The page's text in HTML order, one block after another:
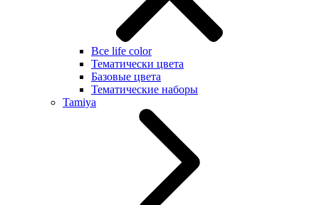
Все life color
Тематически цвета
Базовые цвета
Тематические наборы
Tamiya